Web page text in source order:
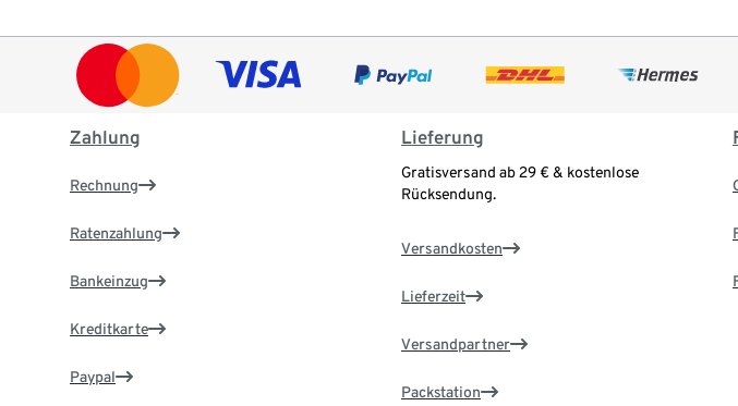
Zahlung
Rechnung
Ratenzahlung
Bankeinzug
Kreditkarte
Paypal
Lieferung
Gratisversand ab 29 € & kostenlose
Rücksendung.
Versandkosten
Lieferzeit
Versandpartner
Packstation